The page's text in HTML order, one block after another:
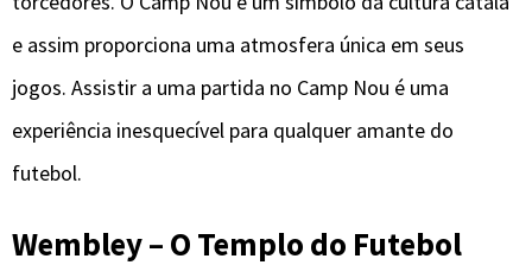
e assim proporciona uma atmosfera única em seus
jogos. Assistir a uma partida no Camp Nou é uma
experiência inesquecível para qualquer amante do
futebol.
Wembley – O Templo do Futebol